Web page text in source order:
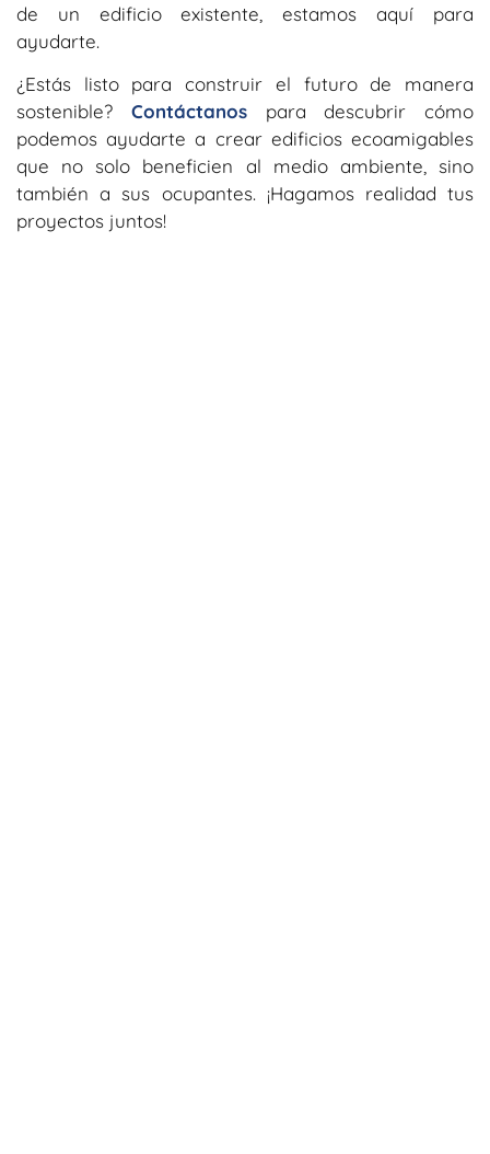
de un edificio existente, estamos aquí para
ayudarte.
¿Estás listo para construir el futuro de manera
sostenible? Contáctanos
para descubrir cómo
podemos ayudarte a crear edificios ecoamigables
que no solo beneficien al medio ambiente, sino
también a sus ocupantes. ¡Hagamos realidad tus
proyectos juntos!